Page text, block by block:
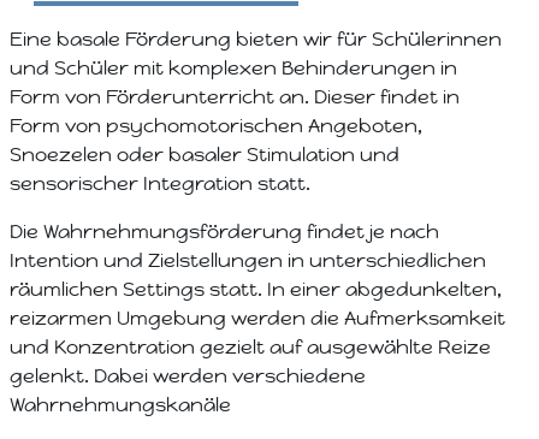
Eine basale Förderung bieten wir für Schülerinnen
und Schüler mit komplexen Behinderungen in
Form von Förderunterricht an. Dieser findet in
Form von psychomotorischen Angeboten,
Snoezelen oder basaler Stimulation und
sensorischer Integration statt.
Die Wahrnehmungsförderung findet je nach
Intention und Zielstellungen in unterschiedlichen
räumlichen Settings statt. In einer abgedunkelten,
reizarmen Umgebung werden die Aufmerksamkeit
und Konzentration gezielt auf ausgewählte Reize
gelenkt. Dabei werden verschiedene
Wahrnehmungskanäle